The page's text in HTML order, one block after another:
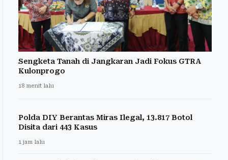
Sengketa Tanah di Jangkaran Jadi Fokus GTRA
Kulonprogo
18 menit lalu
Polda DIY Berantas Miras Ilegal, 13.817 Botol
Disita dari 443 Kasus
1 jam lalu